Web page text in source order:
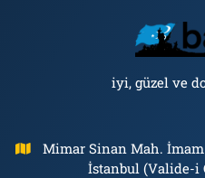
iyi, güzel ve
Mimar Sinan Mah. İmam
İstanbul (Valide-i